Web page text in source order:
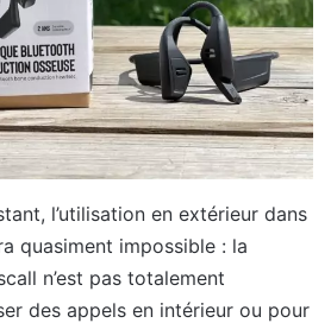
l’utilisation en extérieur dans
quasiment impossible : la
n’est pas totalement
des appels en intérieur ou pour